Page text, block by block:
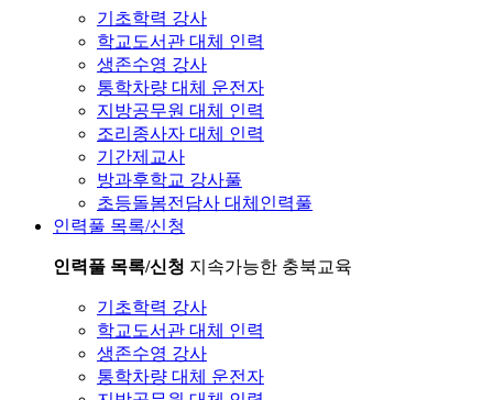
기초학력 강사
학교도서관 대체 인력
생존수영 강사
통학차량 대체 운전자
지방공무원 대체 인력
조리종사자 대체 인력
기간제교사
방과후학교 강사풀
초등돌봄전담사 대체인력풀
인력풀 목록/신청
인력풀 목록/신청 지속가능한 충북교육
기초학력 강사
학교도서관 대체 인력
생존수영 강사
통학차량 대체 운전자